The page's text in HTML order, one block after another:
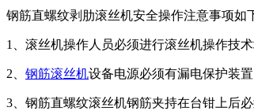
钢筋直螺纹剥肋滚丝机安全操作注意事项如
1、滚丝机操作人员必须进行滚丝机操作技
2、 钢筋滚丝机设备电源必须有漏电保护装
3、钢筋直螺纹滚丝机钢筋夹持在台钳上后